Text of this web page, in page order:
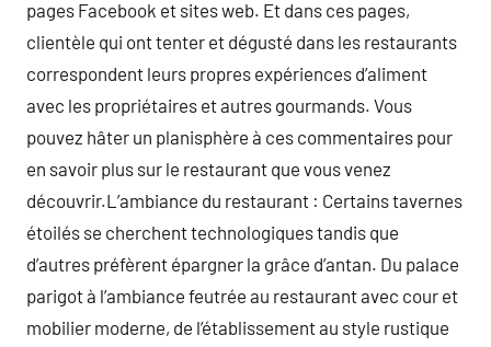
pages Facebook et sites web. Et dans ces pages,
clientèle qui ont tenter et dégusté dans les restaurants
correspondent leurs propres expériences d’aliment
avec les propriétaires et autres gourmands. Vous
pouvez hâter un planisphère à ces commentaires pour
en savoir plus sur le restaurant que vous venez
découvrir.L’ambiance du restaurant : Certains tavernes
étoilés se cherchent technologiques tandis que
d’autres préfèrent épargner la grâce d’antan. Du palace
parigot à l’ambiance feutrée au restaurant avec cour et
mobilier moderne, de l’établissement au style rustique